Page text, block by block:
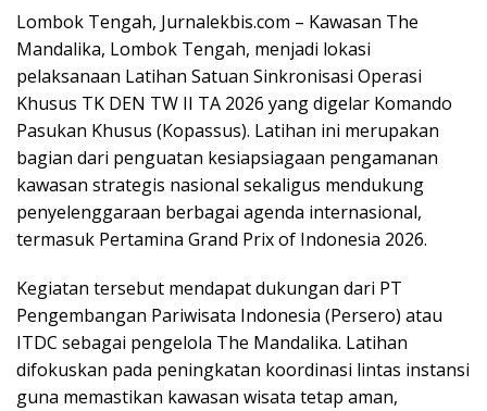
Lombok Tengah, Jurnalekbis.com – Kawasan The
Mandalika, Lombok Tengah, menjadi lokasi
pelaksanaan Latihan Satuan Sinkronisasi Operasi
Khusus TK DEN TW II TA 2026 yang digelar Komando
Pasukan Khusus (Kopassus). Latihan ini merupakan
bagian dari penguatan kesiapsiagaan pengamanan
kawasan strategis nasional sekaligus mendukung
penyelenggaraan berbagai agenda internasional,
termasuk Pertamina Grand Prix of Indonesia 2026.
Kegiatan tersebut mendapat dukungan dari PT
Pengembangan Pariwisata Indonesia (Persero) atau
ITDC sebagai pengelola The Mandalika. Latihan
difokuskan pada peningkatan koordinasi lintas instansi
guna memastikan kawasan wisata tetap aman,